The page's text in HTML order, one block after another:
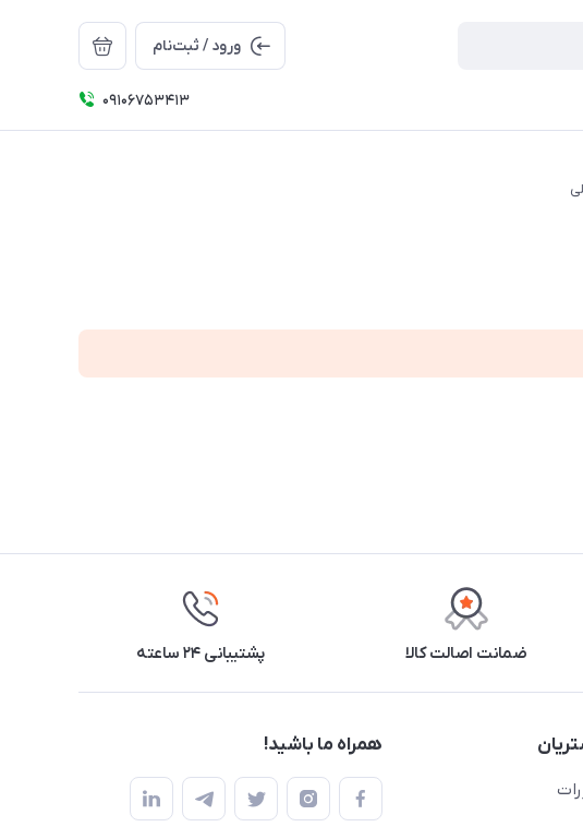
ورود / ثبت‌نام
09106753413
ضمانت اصالت کالا پشتیبانی ۲۴ ساعته
همراه ما باشید!